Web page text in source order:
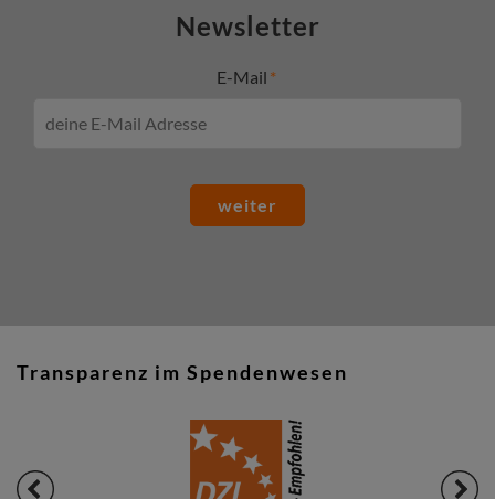
Newsletter
E-Mail
weiter
Transparenz im Spendenwesen